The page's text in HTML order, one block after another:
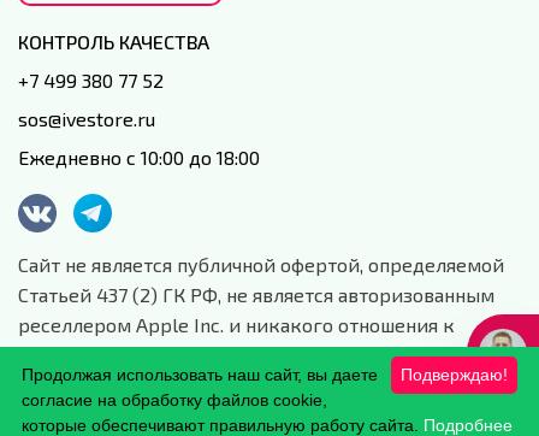
КОНТРОЛЬ КАЧЕСТВА
+7 499 380 77 52
sos@ivestore.ru
Ежедневно с 10:00 до 18:00
Сайт не является публичной офертой, определяемой
Статьей 437 (2) ГК РФ, не является авторизованным
реселлером Apple Inc. и никакого отношения к
данной компании и ее юридическим лицам не имеет.
Сайт носит сугубо информационный характер.
Обработка персональных данных.
Подверждаю!
Продолжая использовать наш сайт, вы даете
согласие на обработку файлов cookie,
которые обеспечивают правильную работу сайта. Подробнее